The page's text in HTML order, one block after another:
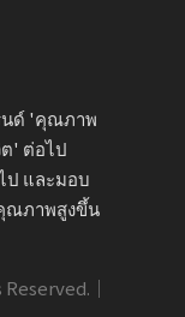
นด์ 'คุณภาพ
' ต่อไป
ป และมอบ
ณภาพสูงขึ้น
｜